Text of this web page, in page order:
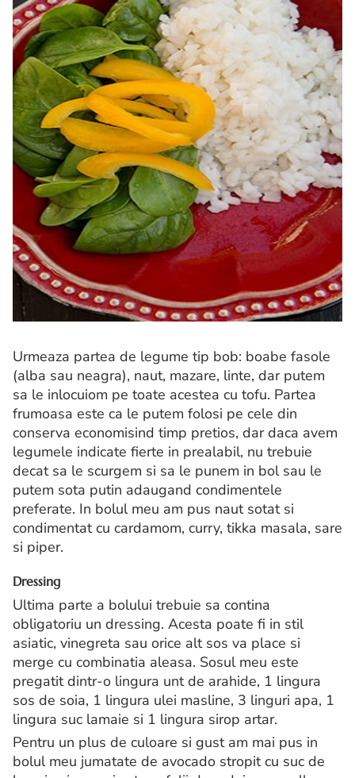
Urmeaza partea de legume tip bob: boabe fasole
(alba sau neagra), naut, mazare, linte, dar putem
sa le inlocuiom pe toate acestea cu tofu. Partea
frumoasa este ca le putem folosi pe cele din
conserva economisind timp pretios, dar daca avem
legumele indicate fierte in prealabil, nu trebuie
decat sa le scurgem si sa le punem in bol sau le
putem sota putin adaugand condimentele
preferate. In bolul meu am pus naut sotat si
condimentat cu cardamom, curry, tikka masala, sare
si piper.
Dressing
Ultima parte a bolului trebuie sa contina
obligatoriu un dressing. Acesta poate fi in stil
asiatic, vinegreta sau orice alt sos va place si
merge cu combinatia aleasa. Sosul meu este
pregatit dintr-o lingura unt de arahide, 1 lingura
sos de soia, 1 lingura ulei masline, 3 linguri apa, 1
lingura suc lamaie si 1 lingura sirop artar.
Pentru un plus de culoare si gust am mai pus in
bolul meu jumatate de avocado stropit cu suc de